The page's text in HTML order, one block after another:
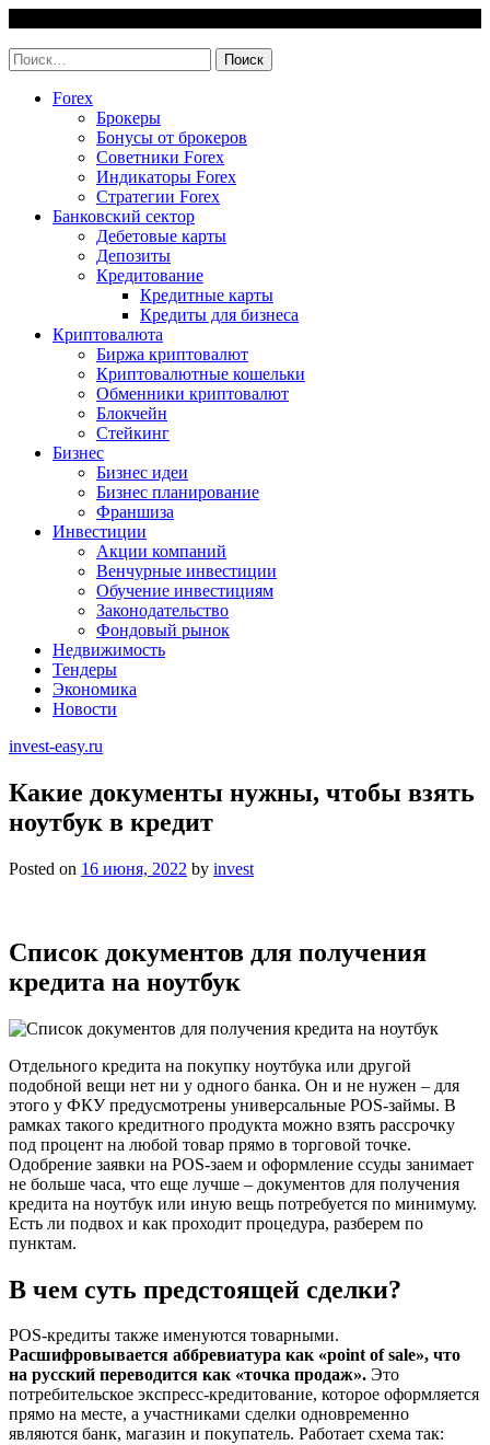
content
Найти:
Forex
Брокеры
Бонусы от брокеров
Советники Forex
Индикаторы Forex
Стратегии Forex
Банковский сектор
Дебетовые карты
Депозиты
Кредитование
Кредитные карты
Кредиты для бизнеса
Криптовалюта
Биржа криптовалют
Криптовалютные кошельки
Обменники криптовалют
Блокчейн
Стейкинг
Бизнес
Бизнес идеи
Бизнес планирование
Франшиза
Инвестиции
Акции компаний
Венчурные инвестиции
Обучение инвестициям
Законодательство
Фондовый рынок
Недвижимость
Тендеры
Экономика
Новости
invest-easy.ru
Какие документы нужны, чтобы взять
ноутбук в кредит
Posted on 16 июня, 2022 by invest
Список документов для получения
кредита на ноутбук
Отдельного кредита на покупку ноутбука или другой
подобной вещи нет ни у одного банка. Он и не нужен – для
этого у ФКУ предусмотрены универсальные POS-займы. В
рамках такого кредитного продукта можно взять рассрочку
под процент на любой товар прямо в торговой точке.
Одобрение заявки на POS-заем и оформление ссуды занимает
не больше часа, что еще лучше – документов для получения
кредита на ноутбук или иную вещь потребуется по минимуму.
Есть ли подвох и как проходит процедура, разберем по
пунктам.
В чем суть предстоящей сделки?
POS-кредиты также именуются товарными.
Расшифровывается аббревиатура как «point of sale», что
на русский переводится как «точка продаж». Это
потребительское экспресс-кредитование, которое оформляется
прямо на месте, а участниками сделки одновременно
являются банк, магазин и покупатель. Работает схема так: